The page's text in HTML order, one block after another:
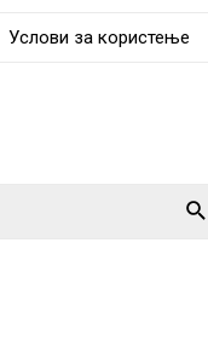
Услови за користење